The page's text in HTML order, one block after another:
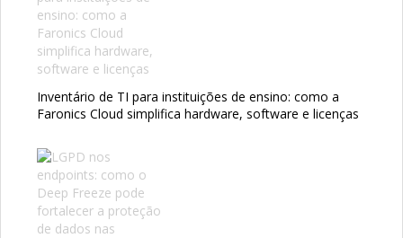
Inventário de TI para instituições de ensino: como a
Faronics Cloud simplifica hardware, software e licenças